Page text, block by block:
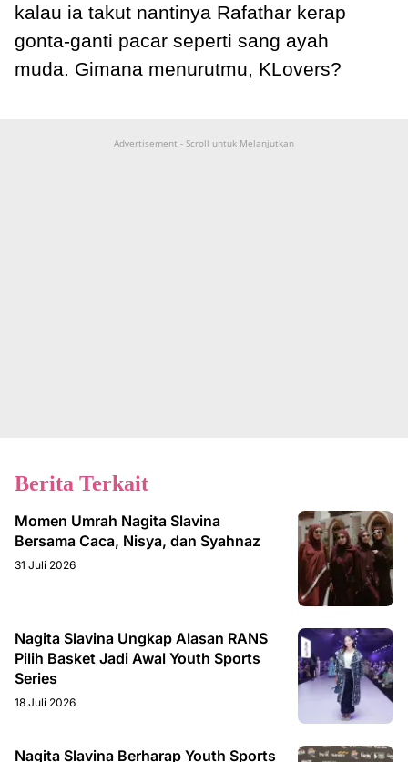
kalau ia takut nantinya Rafathar kerap
gonta-ganti pacar seperti sang ayah
muda. Gimana menurutmu, KLovers?
Advertisement - Scroll untuk Melanjutkan
Berita Terkait
Momen Umrah Nagita Slavina
Bersama Caca, Nisya, dan Syahnaz
31 Juli 2026
Nagita Slavina Ungkap Alasan RANS
Pilih Basket Jadi Awal Youth Sports
Series
18 Juli 2026
Nagita Slavina Berharap Youth Sports